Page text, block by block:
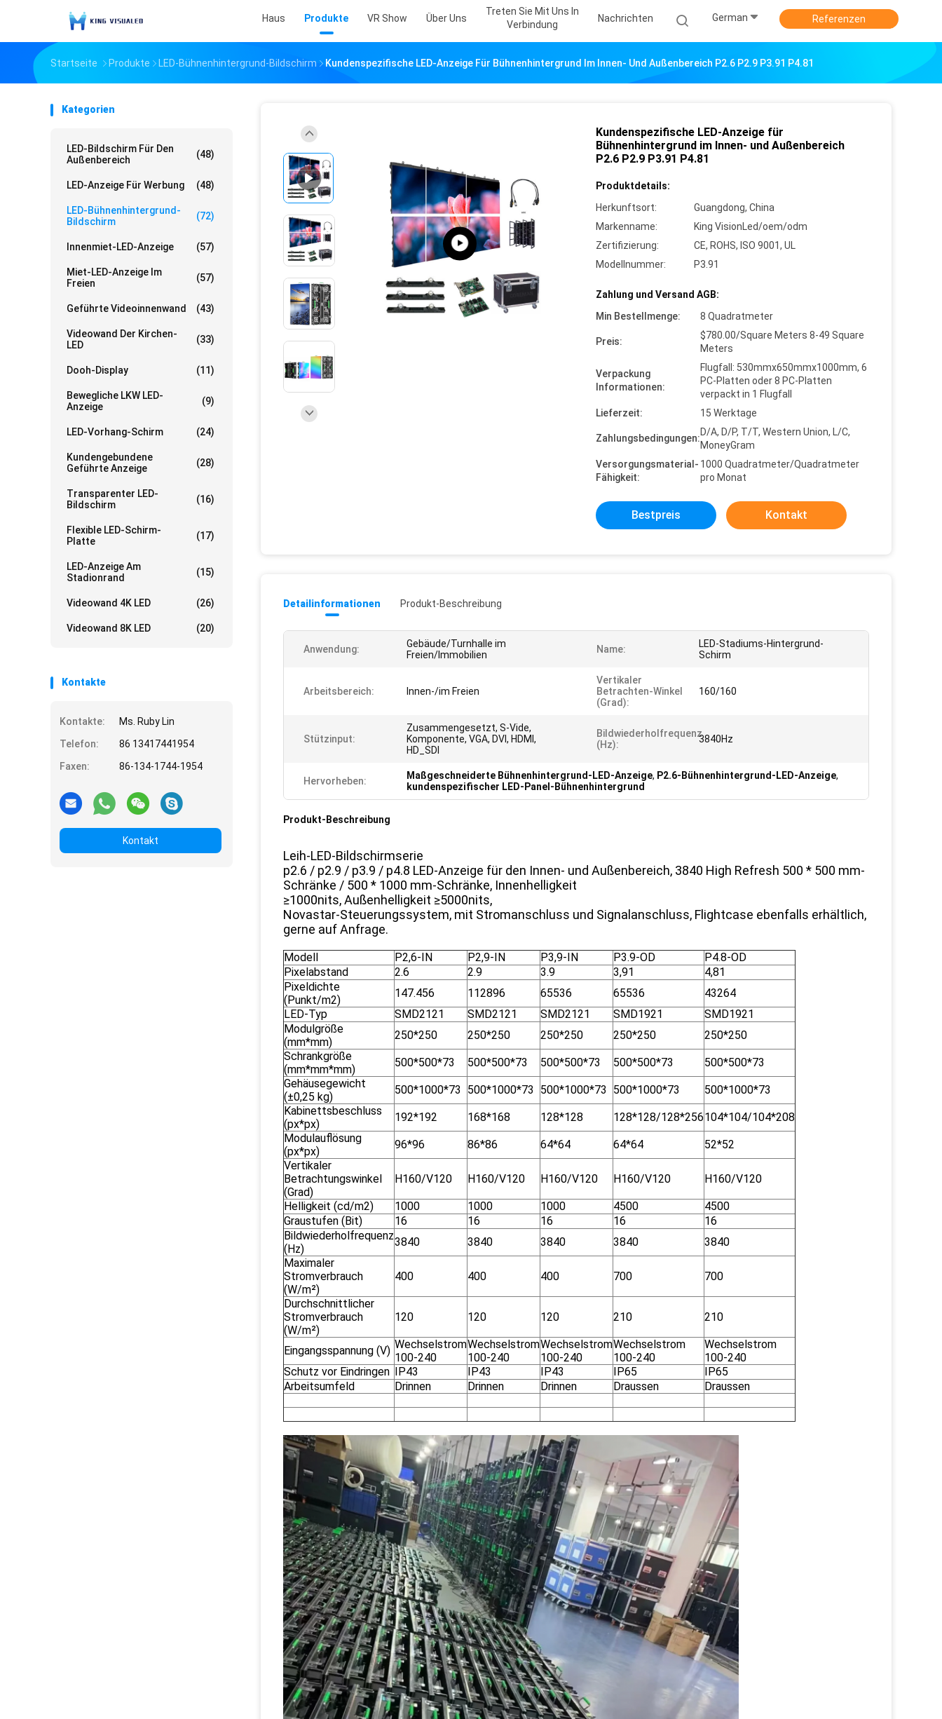
Haus Produkte VR Show Über Uns
Treten Sie Mit Uns In
Verbindung
Nachrichten German Referenzen
Startseite Produkte LED-Bühnenhintergrund-Bildschirm Kundenspezifische LED-Anzeige Für Bühnenhintergrund Im Innen- Und Außenbereich P2.6 P2.9 P3.91 P4.81
Kategorien
LED-Bildschirm Für Den
Außenbereich
(48)
LED-Anzeige Für Werbung (48)
LED-Bühnenhintergrund-
Bildschirm
(72)
Innenmiet-LED-Anzeige (57)
Miet-LED-Anzeige Im
Freien
(57)
Geführte Videoinnenwand (43)
Videowand Der Kirchen-
LED
(33)
Dooh-Display (11)
Bewegliche LKW LED-
Anzeige
(9)
LED-Vorhang-Schirm (24)
Kundengebundene
Geführte Anzeige
(28)
Transparenter LED-
Bildschirm
(16)
Flexible LED-Schirm-
Platte
(17)
LED-Anzeige Am
Stadionrand
(15)
Videowand 4K LED (26)
Videowand 8K LED (20)
Kontakte
Kontakte:
Ms. Ruby Lin
Telefon:
86 13417441954
Faxen:
86-134-1744-1954
Kontakt
Kundenspezifische LED-Anzeige für
Bühnenhintergrund im Innen- und Außenbereich
P2.6 P2.9 P3.91 P4.81
Produktdetails:
Herkunftsort:
Guangdong, China
Markenname:
King VisionLed/oem/odm
Zertifizierung:
CE, ROHS, ISO 9001, UL
Modellnummer:
P3.91
Zahlung und Versand AGB:
Min Bestellmenge:
8 Quadratmeter
Preis:
$780.00/Square Meters 8-49 Square
Meters
Verpackung
Informationen:
Flugfall: 530mmx650mmx1000mm, 6
PC-Platten oder 8 PC-Platten
verpackt in 1 Flugfall
Lieferzeit:
15 Werktage
Zahlungsbedingungen:
D/A, D/P, T/T, Western Union, L/C,
MoneyGram
Versorgungsmaterial-
Fähigkeit:
1000 Quadratmeter/Quadratmeter
pro Monat
Bestpreis Kontakt
Detailinformationen Produkt-Beschreibung
Anwendung:
Gebäude/Turnhalle im
Freien/Immobilien
Name:
LED-Stadiums-Hintergrund-
Schirm
Arbeitsbereich: Innen-/im Freien
Vertikaler
Betrachten-Winkel
(Grad):
160/160
Stützinput:
Zusammengesetzt, S-Vide,
Komponente, VGA, DVI, HDMI,
HD_SDI
Bildwiederholfrequenz
(Hz):
3840Hz
Hervorheben: Maßgeschneiderte Bühnenhintergrund-LED-Anzeige, P2.6-Bühnenhintergrund-LED-Anzeige,
kundenspezifischer LED-Panel-Bühnenhintergrund
Produkt-Beschreibung
Leih-LED-Bildschirmserie
p2.6 / p2.9 / p3.9 / p4.8 LED-Anzeige für den Innen- und Außenbereich, 3840 High Refresh 500 * 500 mm-
Schränke / 500 * 1000 mm-Schränke, Innenhelligkeit
≥1000nits, Außenhelligkeit ≥5000nits,
Novastar-Steuerungssystem, mit Stromanschluss und Signalanschluss, Flightcase ebenfalls erhältlich,
gerne auf Anfrage.
Modell P2,6-IN P2,9-IN P3,9-IN P3.9-OD
P4.8-OD
Pixelabstand
2.6 2.9 3.9 3,91
4,81
Pixeldichte
(Punkt/m2)
147.456 112896 65536 65536
43264
LED-Typ
SMD2121 SMD2121 SMD2121 SMD1921
SMD1921
Modulgröße
(mm*mm)
250*250 250*250 250*250 250*250
250*250
Schrankgröße
(mm*mm*mm)
500*500*73 500*500*73 500*500*73 500*500*73
500*500*73
Gehäusegewicht
(±0,25 kg)
500*1000*73 500*1000*73 500*1000*73 500*1000*73
500*1000*73
Kabinettsbeschluss
(px*px)
192*192 168*168 128*128 128*128/128*256104*104/104*208
Modulauflösung
(px*px)
96*96 86*86 64*64 64*64
52*52
Vertikaler
Betrachtungswinkel
(Grad)
H160/V120 H160/V120 H160/V120 H160/V120 H160/V120
Helligkeit (cd/m2) 1000 1000 1000 4500
4500
Graustufen (Bit)
16 16 16 16
16
Bildwiederholfrequenz
(Hz)
3840 3840 3840 3840
3840
Maximaler
Stromverbrauch
(W/m²)
400 400 400 700 700
Durchschnittlicher
Stromverbrauch
(W/m²)
120 120 120 210 210
Eingangsspannung (V) Wechselstrom
100-240
Wechselstrom
100-240
Wechselstrom
100-240
Wechselstrom
100-240
Wechselstrom
100-240
Schutz vor Eindringen IP43 IP43 IP43 IP65
IP65
Arbeitsumfeld
Drinnen Drinnen Drinnen Draussen Draussen